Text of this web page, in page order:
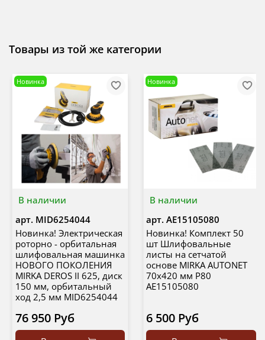
Товары из той же категории
В наличии
Новинка
арт. MID6254044
Новинка! Электрическая
роторно - орбитальная
шлифовальная машинка
НОВОГО ПОКОЛЕНИЯ
MIRKA DEROS II 625, диск
150 мм, орбитальный
ход 2,5 мм MID6254044
76 950 Руб
В наличии
Новинка
арт. AE15105080
Новинка! Комплект 50
шт Шлифовальные
листы на сетчатой
основе MIRKA AUTONET
70х420 мм P80
AE15105080
6 500 Руб